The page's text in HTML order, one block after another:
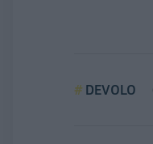
DEVOLO